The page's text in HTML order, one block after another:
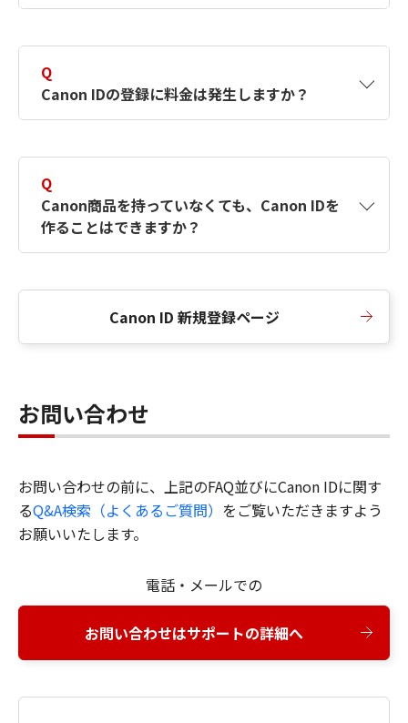
択したサービスから取得します。アカウントを
簡単に作成できるように、この情報を使用して
Canon IDの登録フォームを入力します。
Q
Canon IDの登録に料金は発生しますか？
Q
Canon商品を持っていなくても、Canon IDを
作ることはできますか？
Canon ID 新規登録ページ
お問い合わせ
お問い合わせの前に、上記のFAQ並びにCanon IDに関す
るQ&A検索（よくあるご質問） をご覧いただきますよう
お願いいたします。
電話・メールでの
お問い合わせはサポートの詳細へ